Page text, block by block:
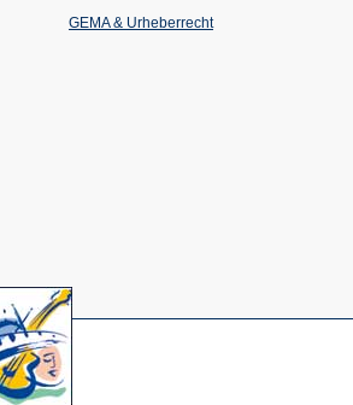
Tab)
GEMA & Urheberrecht
(Öffnet
in